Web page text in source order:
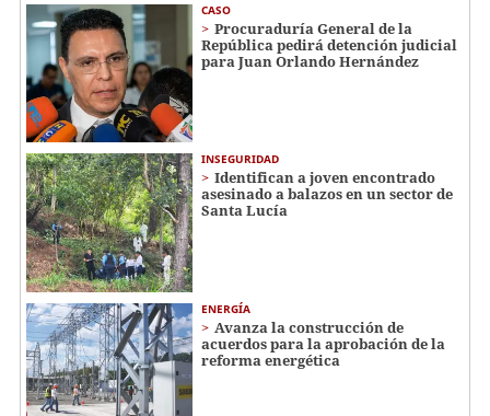
CASO
Procuraduría General de la
República pedirá detención judicial
para Juan Orlando Hernández
INSEGURIDAD
Identifican a joven encontrado
asesinado a balazos en un sector de
Santa Lucía
ENERGÍA
Avanza la construcción de
acuerdos para la aprobación de la
reforma energética